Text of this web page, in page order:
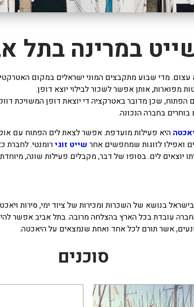
במרינה בתל
מדי שבוע מתקבצים המוני ישראלים במקום
מפוארות, אותן אפשר לשכור לבילוי יוצא דופן.
הפתוח, שכן מדובר באטרקציה די יוצאת דופן המשויכת
בחברה הנכונה.
היא פעילות מועדפת. אפשר לצאת לים הפתוח עם
ואפילו לזוגות שמחפשים אחר שייט זוגירומנטי. לחברת
לים. בסופו של דבר, מקבלים פעילות שונה,
בנושא של השכרות ומכירות של ציוד ימי, סירות
עובדת בכל הארץ בהצלחה מרובה. בתל אביב אפשר
ונעים, אשר תורם לכל אחד ואחת שנמצאים על היאכטה.
סוכנים